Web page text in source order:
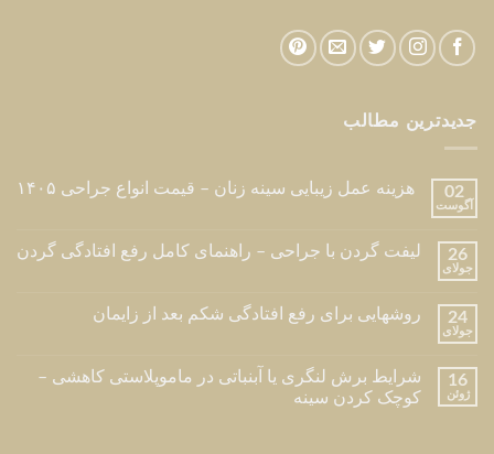
جدیدترین مطالب
02
آگوست
هزینه عمل زیبایی سینه زنان – قیمت انواع جراحی ۱۴۰۵
26
جولای
لیفت گردن با جراحی – راهنمای کامل رفع افتادگی گردن
24
جولای
روشهایی برای رفع افتادگی شکم بعد از زایمان
16
ژوئن
شرایط برش لنگری یا آبنباتی در ماموپلاستی کاهشی –
کوچک کردن سینه